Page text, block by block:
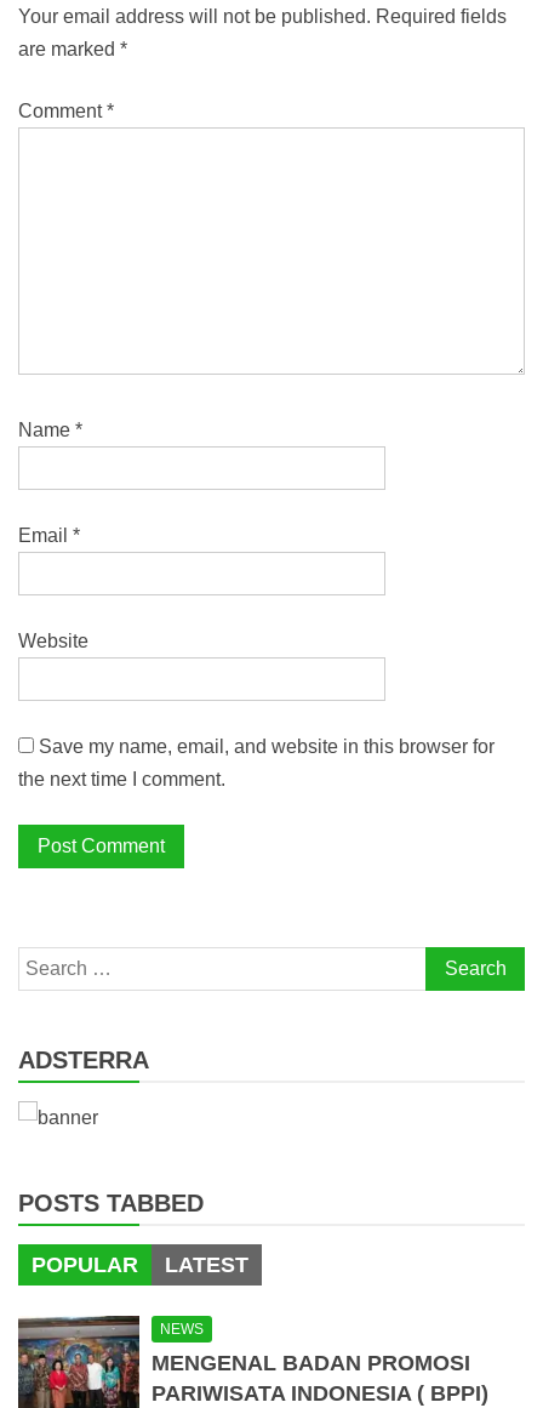
Your email address will not be published. Required fields
are marked *
Comment*
Name *
Email *
Website
Save my name, email, and website in this browser for
the next time I comment.
Search
for:
ADSTERRA
POSTS TABBED
POPULAR LATEST
NEWS
MENGENAL BADAN PROMOSI
PARIWISATA INDONESIA ( BPPI)